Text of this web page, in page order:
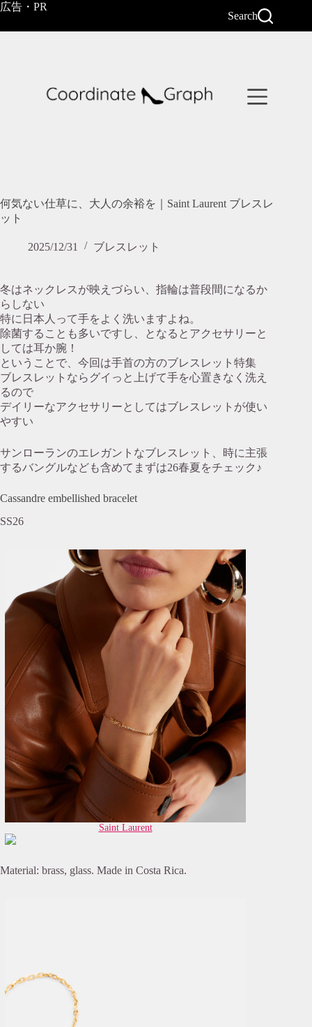
コ
テ
広告・PR
Search
何気ない仕草に、大人の余裕を｜Saint Laurent ブレスレ
ット
2025/12/31 ブレスレット
冬はネックレスが映えづらい、指輪は普段間になるか
らしない
特に日本人って手をよく洗いますよね。
除菌することも多いですし、となるとアクセサリーと
しては耳か腕！
ということで、今回は手首の方のブレスレット特集
ブレスレットならグイっと上げて手を心置きなく洗え
るので
デイリーなアクセサリーとしてはブレスレットが使い
やすい
サンローランのエレガントなブレスレット、時に主張
するバングルなども含めてまずは26春夏をチェック♪
Cassandre embellished bracelet
SS26
Saint Laurent
Material: brass, glass. Made in Costa Rica.